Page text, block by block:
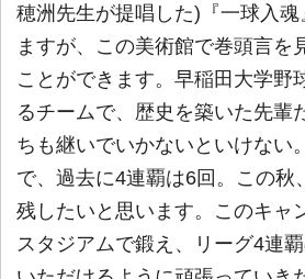
穂洲先生が提唱した)『一球入
ますが、この美術館で巻頭言を
ことができます。早稲田大学野
るチームで、歴史を築いた先輩
ちも継いでいかないといけない
で、過去に4連覇は6回。この秋
残したいと思います。このキャ
スタジアムで鍛え、リーグ4連